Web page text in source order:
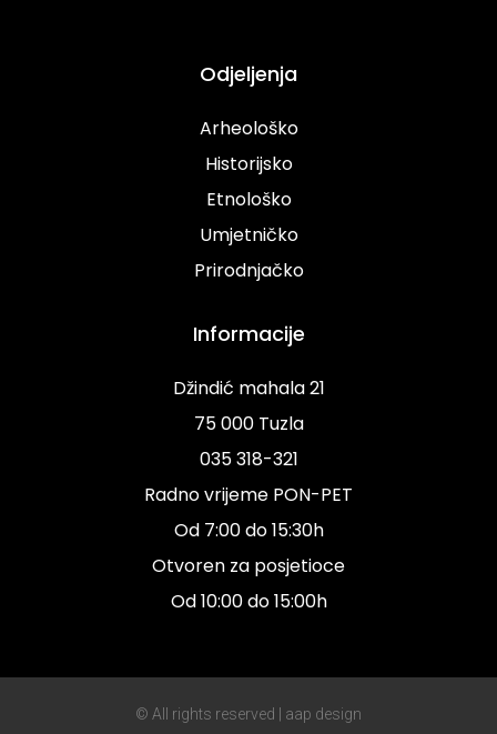
Odjeljenja
Arheološko
Historijsko
Etnološko
Umjetničko
Prirodnjačko
Informacije
Džindić mahala 21
75 000 Tuzla
035 318-321
Radno vrijeme PON-PET
Od 7:00 do 15:30h
Otvoren za posjetioce
Od 10:00 do 15:00h
© All rights reserved | aap design